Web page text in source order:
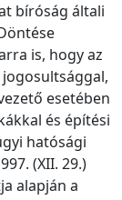
bíróság általi
is, hogy az
esetében
és építési
hatósági
(XII. 29.)
alapján a